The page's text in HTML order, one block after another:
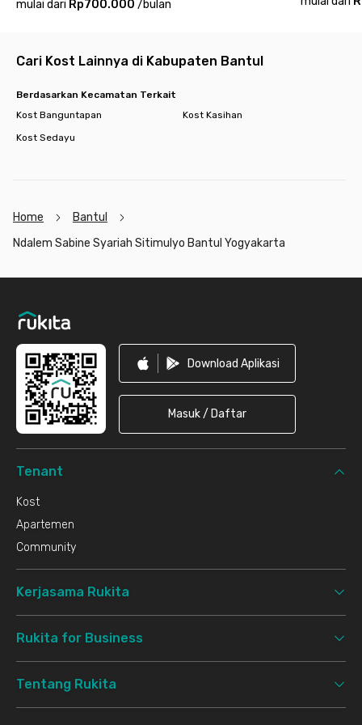
mulai dari Rp700.000 /bulan
Cari Kost Lainnya di Kabupaten Bantul
Berdasarkan Kecamatan Terkait
Kost Banguntapan
Kost Kasihan
Kost Sedayu
Home
Bantul
Ndalem Sabine Syariah Sitimulyo Bantul Yogyakarta
Download Aplikasi
Masuk / Daftar
Tenant
Kost
Apartemen
Community
Kerjasama Rukita
Rukita for Business
Tentang Rukita